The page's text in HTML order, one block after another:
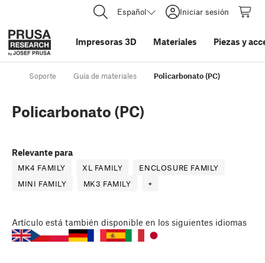
Español Iniciar sesión
Impresoras 3D Materiales Piezas y
Soporte Guía de materiales Policarbonato (PC)
Policarbonato (PC)
Relevante para
MK4 FAMILY XL FAMILY
ENCLOSURE FAMILY
MINI FAMILY
MK3 FAMILY +
Artículo está también disponible en los siguientes idiomas